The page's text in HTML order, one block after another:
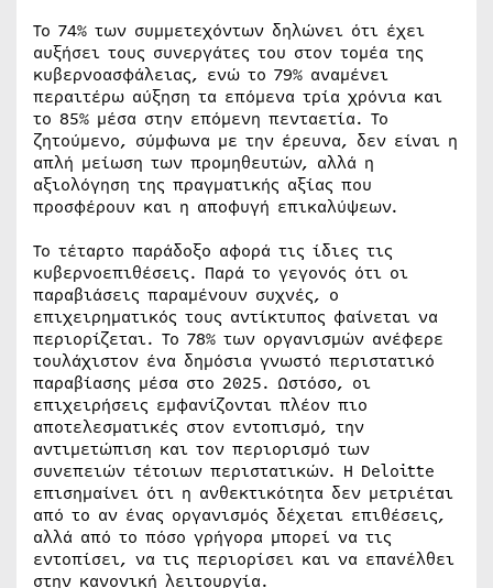
Το 74% των συμμετεχόντων δηλώνει ότι έχει
αυξήσει τους συνεργάτες του στον τομέα της
κυβερνοασφάλειας, ενώ το 79% αναμένει
περαιτέρω αύξηση τα επόμενα τρία χρόνια και
το 85% μέσα στην επόμενη πενταετία. Το
ζητούμενο, σύμφωνα με την έρευνα, δεν είναι η
απλή μείωση των προμηθευτών, αλλά η
αξιολόγηση της πραγματικής αξίας που
προσφέρουν και η αποφυγή επικαλύψεων.
Το τέταρτο παράδοξο αφορά τις ίδιες τις
κυβερνοεπιθέσεις. Παρά το γεγονός ότι οι
παραβιάσεις παραμένουν συχνές, ο
επιχειρηματικός τους αντίκτυπος φαίνεται να
περιορίζεται. Το 78% των οργανισμών ανέφερε
τουλάχιστον ένα δημόσια γνωστό περιστατικό
παραβίασης μέσα στο 2025. Ωστόσο, οι
επιχειρήσεις εμφανίζονται πλέον πιο
αποτελεσματικές στον εντοπισμό, την
αντιμετώπιση και τον περιορισμό των
συνεπειών τέτοιων περιστατικών. Η Deloitte
επισημαίνει ότι η ανθεκτικότητα δεν μετριέται
από το αν ένας οργανισμός δέχεται επιθέσεις,
αλλά από το πόσο γρήγορα μπορεί να τις
εντοπίσει, να τις περιορίσει και να επανέλθει
στην κανονική λειτουργία.